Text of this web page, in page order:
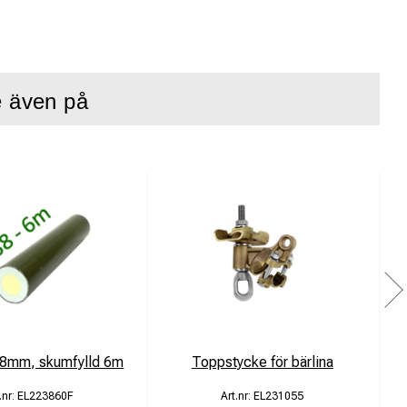
även i
är
även på
skumfylld 6m
EL223860F
Toppstycke för bärlina
EL231055